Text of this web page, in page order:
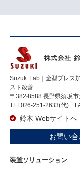
Suzuki Lab｜金型プレス
スト改善
〒382-8588 長野県須坂
TEL026-251-2633(代)
鈴木 Webサイトへ
お問い
装置ソリューション